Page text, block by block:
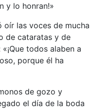
y lo honran!»
oír las voces de mucha
de cataratas y de
todos alaben a
porque él ha
de gozo y
el día de la boda